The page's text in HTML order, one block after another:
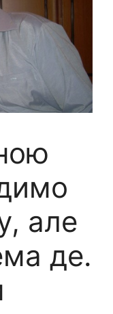
але
де.